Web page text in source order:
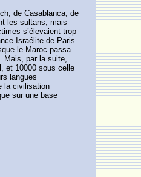
de Casablanca, de
les sultans, mais
s’élevaient trop
Israélite de Paris
le Maroc passa
Mais, par la suite,
et 10000 sous celle
langues
la civilisation
sur une base